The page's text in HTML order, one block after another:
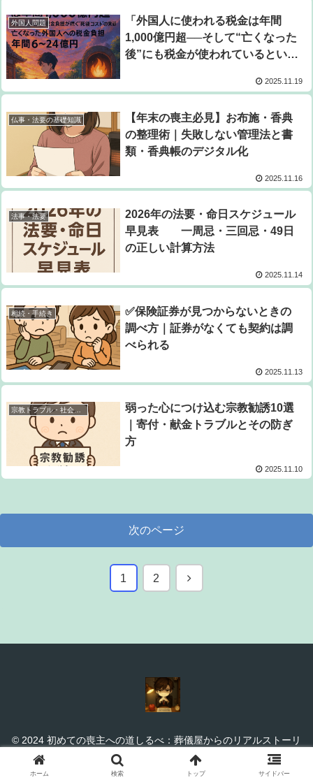
外国人問題
「外国人に使われる税金は年間
1,000億円超──そして“亡くなった
後”にも税金が使われているという
2025.11.19
仏事・法要の基礎知識
【年末の喪主必見】お布施・香典
の整理術｜失敗しない管理法と書
類・香典帳のデジタル化
2025.11.16
法事・法要
2026年の法要・命日スケジュール
早見表 一周忌・三回忌・49日
の正しい計算方法
2025.11.14
相続・手続き
✅保険証券が見つからないときの
調べ方｜証券がなくても契約は調
べられる
2025.11.13
宗教トラブル・社会問題
弱った心につけ込む宗教勧誘10選
｜寄付・献金トラブルとその防ぎ
方
2025.11.10
次のページ
1 2 次
© 2024 初めての喪主への道しるべ：葬儀屋からのリアルストーリ
ホーム 検索 トップ サイドバー